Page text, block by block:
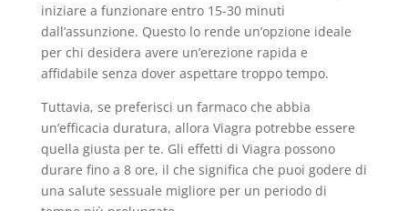
iniziare a funzionare entro 15-30 minuti
dall’assunzione. Questo lo rende un’opzione ideale
per chi desidera avere un’erezione rapida e
affidabile senza dover aspettare troppo tempo.
Tuttavia, se preferisci un farmaco che abbia
un’efficacia duratura, allora Viagra potrebbe essere
quella giusta per te. Gli effetti di Viagra possono
durare fino a 8 ore, il che significa che puoi godere di
una salute sessuale migliore per un periodo di